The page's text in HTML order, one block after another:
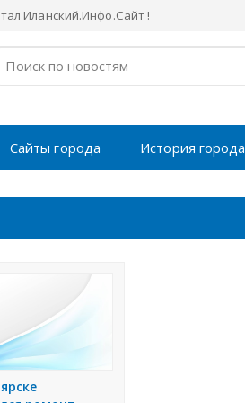
Иланский.Инфо.Сайт !
Сайты города История города